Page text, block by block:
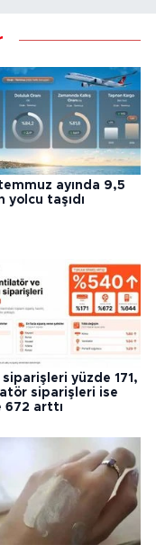
ayında 9,5
yolcu taşıdı
siparişleri yüzde 171,
siparişleri ise
672 arttı